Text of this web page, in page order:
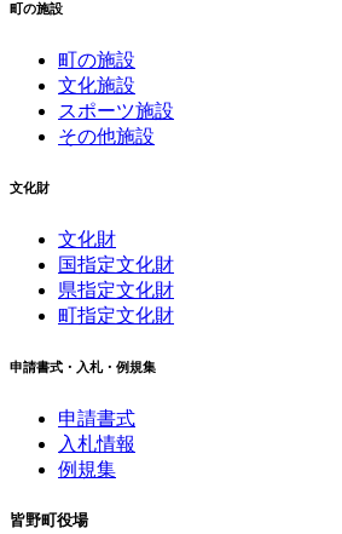
町の施設
町の施設
文化施設
スポーツ施設
その他施設
文化財
文化財
国指定文化財
県指定文化財
町指定文化財
申請書式・入札・例規集
申請書式
入札情報
例規集
皆野町役場